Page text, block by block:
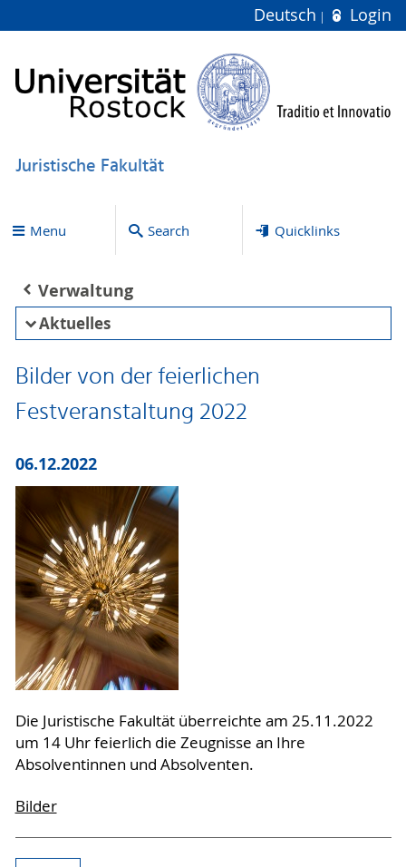
Deutsch Login
Juristische Fakultät
Menu Search Quicklinks
Verwaltung
Aktuelles
Bilder von der feierlichen
Festveranstaltung 2022
06.12.2022
Die Juristische Fakultät überreichte am 25.11.2022
um 14 Uhr feierlich die Zeugnisse an Ihre
Absolventinnen und Absolventen.
Bilder